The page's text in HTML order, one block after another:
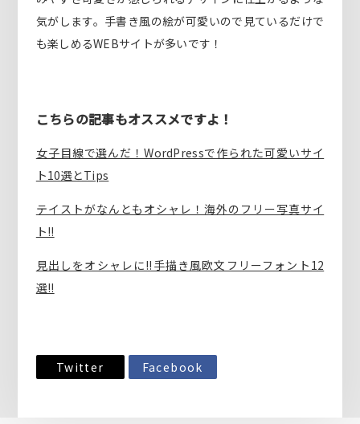
気がします。手書き風の絵が可愛いので見ているだけで
も楽しめるWEBサイトが多いです！
こちらの記事もオススメですよ！
女子目線で選んだ！WordPressで作られた可愛いサイ
ト10選とTips
テイストがなんともオシャレ！海外のフリー写真サイ
ト!!
見出しをオシャレに!!手描き風欧文フリーフォント12
選!!
Twitter Facebook